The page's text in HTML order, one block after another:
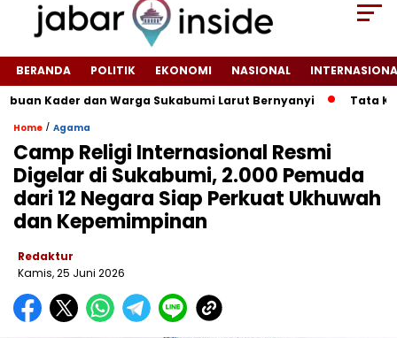
BERANDA POLITIK EKONOMI NASIONAL
Kader dan Warga Sukabumi Larut Bernyanyi
Tata Kelola
Home / Agama
Camp Religi Internasional Resmi
Digelar di Sukabumi, 2.000 Pemuda
dari 12 Negara Siap Perkuat Ukhuwah
dan Kepemimpinan
Redaktur
Kamis, 25 Juni 2026